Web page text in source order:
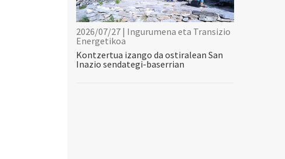
2026/07/27 | Ingurumena eta Transizio
Energetikoa
Kontzertua izango da ostiralean San
Inazio sendategi-baserrian